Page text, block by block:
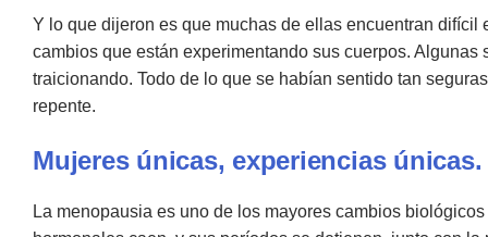
Y lo que dijeron es que muchas de ellas encuentran difícil
cambios que están experimentando sus cuerpos. Algunas
traicionando. Todo de lo que se habían sentido tan
repente.
Mujeres únicas, experiencias únicas.
La menopausia es uno de los mayores cambios